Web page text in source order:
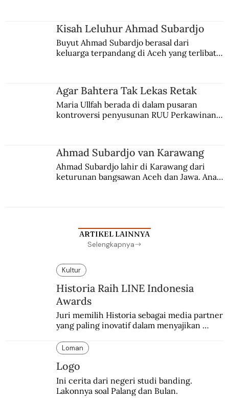
Kisah Leluhur Ahmad Subardjo
Buyut Ahmad Subardjo berasal dari
keluarga terpandang di Aceh yang terlibat
Agar Bahtera Tak Lekas Retak
Maria Ullfah berada di dalam pusaran
kontroversi penyusunan RUU Perkawinan.
Ahmad Subardjo van Karawang
Ahmad Subardjo lahir di Karawang dari
keturunan bangsawan Aceh dan Jawa. Anak
ARTIKEL LAINNYA
Selengkapnya
Kultur
Historia Raih LINE Indonesia
Awards
Juri memilih Historia sebagai media partner
yang paling inovatif dalam menyajikan
Loman
Logo
Ini cerita dari negeri studi banding.
Lakonnya soal Palang dan Bulan.